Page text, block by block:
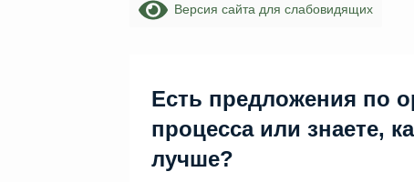
Версия сайта для слабовидящих
Есть предложения по
процесса или знаете,
лучше?